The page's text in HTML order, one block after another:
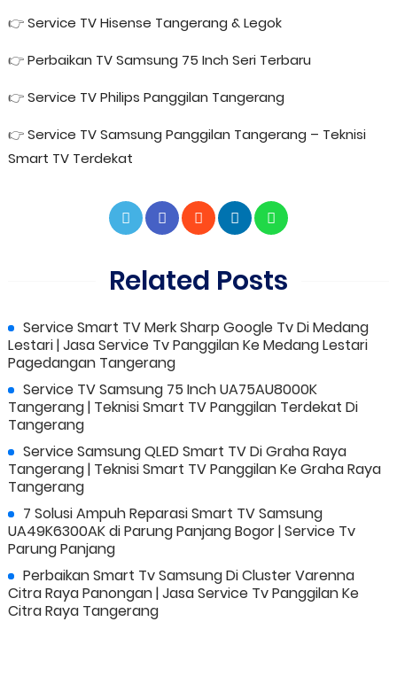
👉Service TV Hisense Tangerang & Legok
👉Perbaikan TV Samsung 75 Inch Seri Terbaru
👉Service TV Philips Panggilan Tangerang
👉Service TV Samsung Panggilan Tangerang – Teknisi
Smart TV Terdekat
Related Posts
Service Smart TV Merk Sharp Google Tv Di Medang
Lestari | Jasa Service Tv Panggilan Ke Medang Lestari
Pagedangan Tangerang
Service TV Samsung 75 Inch UA75AU8000K
Tangerang | Teknisi Smart TV Panggilan Terdekat Di
Tangerang
Service Samsung QLED Smart TV Di Graha Raya
Tangerang | Teknisi Smart TV Panggilan Ke Graha Raya
Tangerang
7 Solusi Ampuh Reparasi Smart TV Samsung
UA49K6300AK di Parung Panjang Bogor | Service Tv
Parung Panjang
Perbaikan Smart Tv Samsung Di Cluster Varenna
Citra Raya Panongan | Jasa Service Tv Panggilan Ke
Citra Raya Tangerang